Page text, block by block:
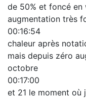
de 50% et foncé en
augmentation très
00:16:54
chaleur après
mais depuis zéro
octobre
00:17:00
et 21 le moment où